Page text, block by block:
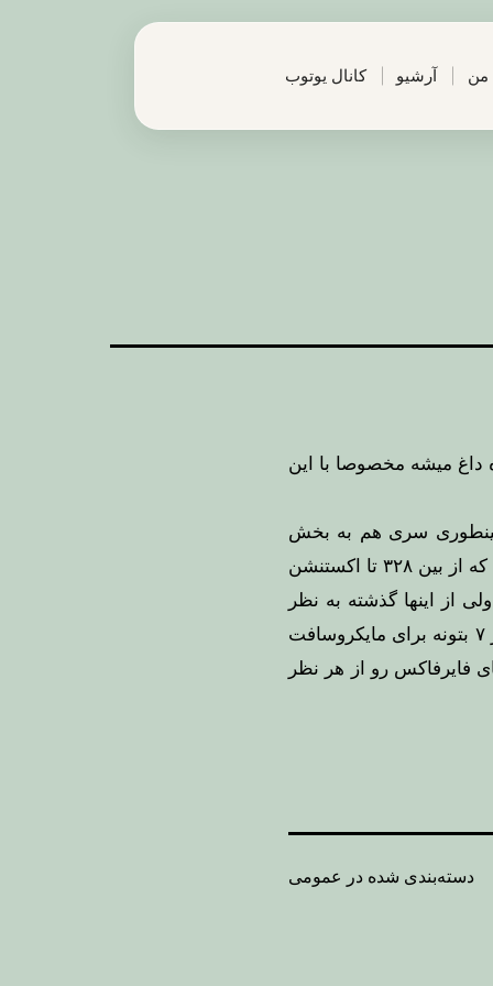
من آرشیو کانال یوتوب
داغ میشه مخصوصا با این
سری هم به بخش
پیدا کردم 😀 جالب بود که از بین ۳۲۸ تا اکستنشن
از اینها گذشته به نظر
میرسه با وجود اکستنشن های متنوع که روز به روز تعدادشون بیشتر میشه اینترنت اکسپلورر ۷ بتونه برای مایکروسافت
فایرفاکس رو از هر نظر
دسته‌بندی شده در عمومی